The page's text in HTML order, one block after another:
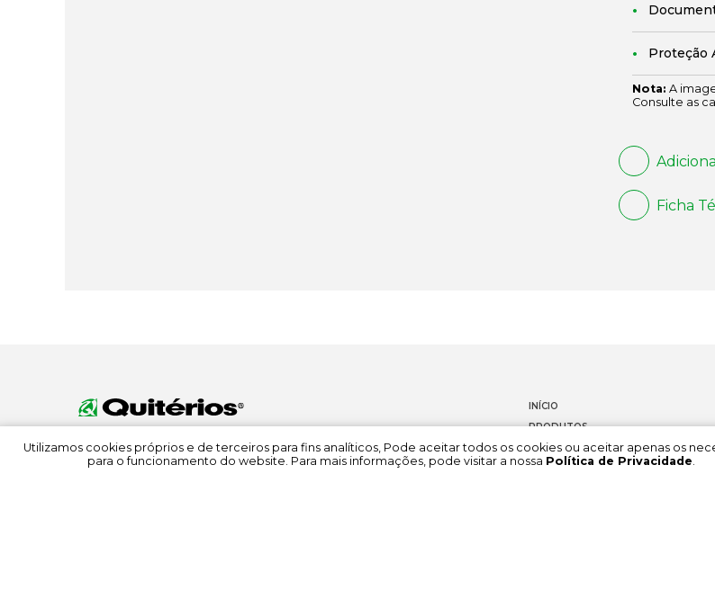
Proteção
Nota: A
Consulte as
Ficha
INÍCIO
PRODUTOS
DOCUMENTAÇÃO
SOBRE NÓS
Utilizamos cookies próprios e de terceiros para fins analíticos, Pode aceitar todos os cookies ou aceitar apenas os
para o funcionamento do website. Para mais informações, pode visitar a nossa Política de Privacidade.